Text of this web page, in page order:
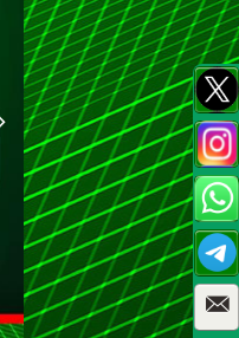
Frecuentes